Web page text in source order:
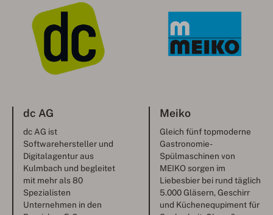
dc AG
dc AG ist
Softwarehersteller und
Digitalagentur aus
Kulmbach und begleitet
mit mehr als 80
Spezialisten
Unternehmen in den
Meiko
Gleich fünf topmoderne
Gastronomie-
Spülmaschinen von
MEIKO sorgen im
Liebesbier bei rund täglich
5.000 Gläsern, Geschirr
und Küchenequpiment für